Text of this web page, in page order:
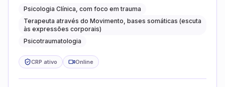
Psicologia Clínica, com foco em trauma
Terapeuta através do Movimento, bases somáticas (escuta
às expressões corporais)
Psicotraumatologia
CRP ativo Online